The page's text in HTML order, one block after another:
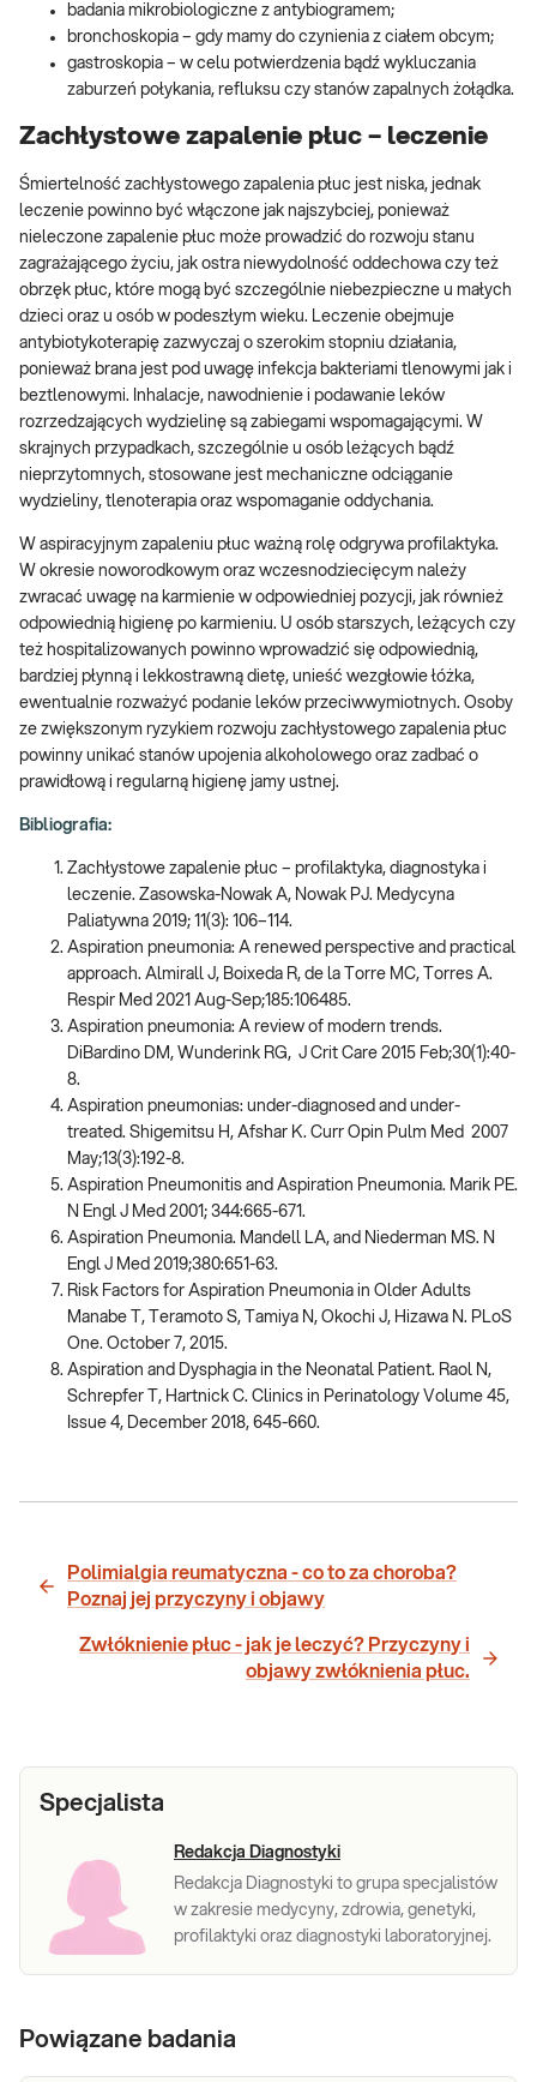
badania mikrobiologiczne z antybiogramem;
bronchoskopia – gdy mamy do czynienia z ciałem obcym;
gastroskopia – w celu potwierdzenia bądź wykluczania
zaburzeń połykania, refluksu czy stanów zapalnych żołądka.
Zachłystowe zapalenie płuc – leczenie
Śmiertelność zachłystowego zapalenia płuc jest niska, jednak
leczenie powinno być włączone jak najszybciej, ponieważ
nieleczone zapalenie płuc może prowadzić do rozwoju stanu
zagrażającego życiu, jak ostra niewydolność oddechowa czy też
obrzęk płuc, które mogą być szczególnie niebezpieczne u małych
dzieci oraz u osób w podeszłym wieku. Leczenie obejmuje
antybiotykoterapię zazwyczaj o szerokim stopniu działania,
ponieważ brana jest pod uwagę infekcja bakteriami tlenowymi jak i
beztlenowymi. Inhalacje, nawodnienie i podawanie leków
rozrzedzających wydzielinę są zabiegami wspomagającymi. W
skrajnych przypadkach, szczególnie u osób leżących bądź
nieprzytomnych, stosowane jest mechaniczne odciąganie
wydzieliny, tlenoterapia oraz wspomaganie oddychania.
W aspiracyjnym zapaleniu płuc ważną rolę odgrywa profilaktyka.
W okresie noworodkowym oraz wczesnodziecięcym należy
zwracać uwagę na karmienie w odpowiedniej pozycji, jak również
odpowiednią higienę po karmieniu. U osób starszych, leżących czy
też hospitalizowanych powinno wprowadzić się odpowiednią,
bardziej płynną i lekkostrawną dietę, unieść wezgłowie łóżka,
ewentualnie rozważyć podanie leków przeciwwymiotnych. Osoby
ze zwiększonym ryzykiem rozwoju zachłystowego zapalenia płuc
powinny unikać stanów upojenia alkoholowego oraz zadbać o
prawidłową i regularną higienę jamy ustnej.
Bibliografia:
Zachłystowe zapalenie płuc – profilaktyka, diagnostyka i
leczenie. Zasowska-Nowak A, Nowak PJ. Medycyna
Paliatywna 2019; 11(3): 106–114.
Aspiration pneumonia: A renewed perspective and practical
approach. Almirall J, Boixeda R, de la Torre MC, Torres A.
Respir Med 2021 Aug-Sep;185:106485.
Aspiration pneumonia: A review of modern trends.
DiBardino DM, Wunderink RG, J Crit Care 2015 Feb;30(1):40-
8.
Aspiration pneumonias: under-diagnosed and under-
treated. Shigemitsu H, Afshar K. Curr Opin Pulm Med 2007
May;13(3):192-8.
Aspiration Pneumonitis and Aspiration Pneumonia. Marik PE.
N Engl J Med 2001; 344:665-671.
Aspiration Pneumonia. Mandell LA, and Niederman MS. N
Engl J Med 2019;380:651-63.
Risk Factors for Aspiration Pneumonia in Older Adults
Manabe T, Teramoto S, Tamiya N, Okochi J, Hizawa N. PLoS
One. October 7, 2015.
Aspiration and Dysphagia in the Neonatal Patient. Raol N,
Schrepfer T, Hartnick C. Clinics in Perinatology Volume 45,
Issue 4, December 2018, 645-660.
Polimialgia reumatyczna - co to za choroba?
Poznaj jej przyczyny i objawy
Zwłóknienie płuc - jak je leczyć? Przyczyny i
objawy zwłóknienia płuc.
Specjalista
Redakcja Diagnostyki
Redakcja Diagnostyki to grupa specjalistów
w zakresie medycyny, zdrowia, genetyki,
profilaktyki oraz diagnostyki laboratoryjnej.
Powiązane badania